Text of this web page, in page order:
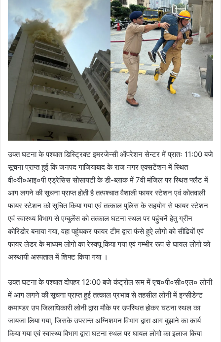
उक्त घटना के पश्चात डिस्ट्रिक्ट इमरजेन्सी ऑपरेशन सेन्टर में प्रातः 11:00 बजे
सूचना प्राप्त हुई कि जनपद गाजियाबाद के राज नगर एक्सटेंशन में स्थित
वी०वी०आइ०पी एड्रेसिस सोसायटी के डी-ब्लाक में 7वी मंजिल पर स्थित फ्लैट में
आग लगने की सूचना प्राप्त होती है तत्पश्चात वैशाली फायर स्टेशन एवं कोतवाली
फायर स्टेशन को सूचित किया गया एवं तत्काल पुलिस के सहयोग से फायर स्टेशन
एवं स्वास्थ्य विभाग से एम्बुलेंस को तत्काल घटना स्थल पर पहुंचनें हेतु ग्रीन
कोरिडोर बनाया गया, वहा पहुंचकर फायर टीम द्वारा फंसे हुऐ लोगो को सीढियों एवं
फायर लेडर के माध्यम लोगो का रेस्क्यू किया गया एवं गम्भीर रूप से घायल लोगो को
अस्थायी अस्पताल में शिफ्ट किया गया ।
उक्त घटना के पश्चात दोपहर 12:00 बजे कंट्रोल रूम में एच०पी०सी०एल० लोनी
में आग लगने की सूचना प्राप्त हुई तत्काल प्रभाव से तहसील लोनी में इन्सीडेन्ट
कमाण्डर उप जिलाधिकारी लोनी द्वारा मौके पर उपस्थित होकर घटना स्थल का
जायजा लिया गया, जिसके उपरान्त अग्निशमन विभाग द्वारा आग बुझाने का कार्य
किया गया एवं स्वास्थ्य विभाग द्वारा घटना स्थल पर घायल लोगो का इलाज किया